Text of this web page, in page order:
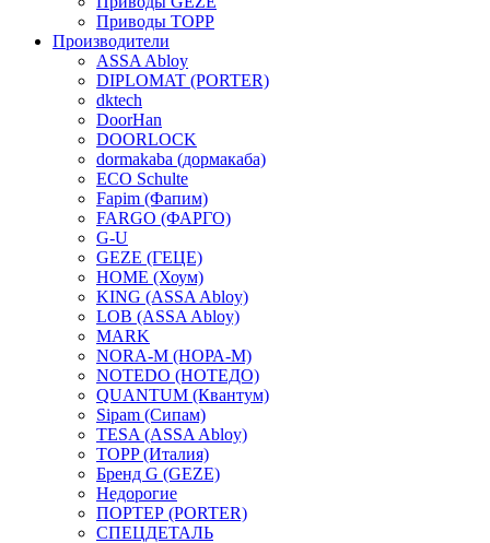
Приводы TOPP
Производители
ASSA Abloy
DIPLOMAT (PORTER)
dktech
DoorHan
DOORLOCK
dormakaba (дормакаба)
ECO Schulte
Fapim (Фапим)
FARGO (ФАРГО)
G-U
GEZE (ГЕЦЕ)
HOME (Хоум)
KING (ASSA Abloy)
LOB (ASSA Abloy)
MARK
NORA-M (НОРА-М)
NOTEDO (НОТЕДО)
QUANTUM (Квантум)
Sipam (Сипам)
TESA (ASSA Abloy)
TOPP (Италия)
Бренд G (GEZE)
Недорогие
ПОРТЕР (PORTER)
СПЕЦДЕТАЛЬ